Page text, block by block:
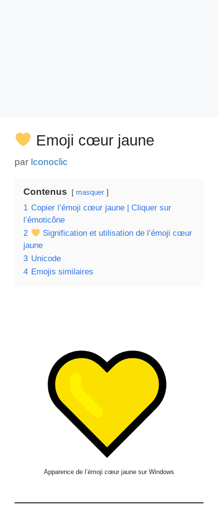
Emoji cœur jaune
par Iconoclic
Contenus masquer
1 Copier l’émoji cœur jaune | Cliquer sur
l’émoticône
2
Signification et utilisation de l’émoji cœur
jaune
3 Unicode
4 Emojis similaires
Apparence de l’émoji cœur jaune sur Windows